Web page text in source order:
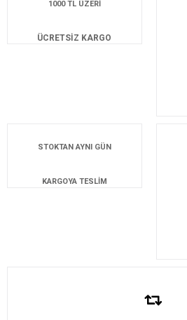
1000 TL ÜZERİ
ÜCRETSİZ KARGO
STOKTAN AYNI GÜN
KARGOYA TESLİM